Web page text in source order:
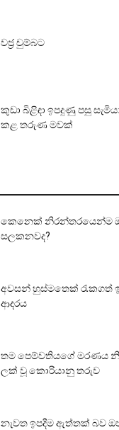
වජ්‍ර චුම්බට
කුඩා බිළිඳා ඉපදුණු පසු
කළ තරුණ මවක්
කෙනෙක් නිරන්තරයෙන්ම
සලකනවද?
අවසන් හුස්මතෙක් රැකගත්
ආදරය
තම පෙම්වතියගේ මරණය
ලක් වූ කොරියානු තරුව
නැවත ඉපදීම ඇත්තක් බව